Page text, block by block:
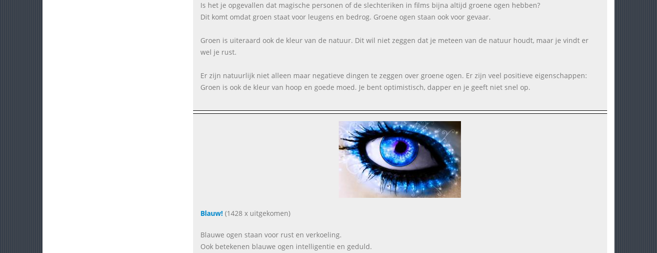
Is het je opgevallen dat magische personen of de slechteriken in films bijna altijd groene ogen hebben?
Dit komt omdat groen staat voor leugens en bedrog. Groene ogen staan ook voor gevaar.
Groen is uiteraard ook de kleur van de natuur. Dit wil niet zeggen dat je meteen van de natuur houdt, maar je vindt er
wel je rust.
Er zijn natuurlijk niet alleen maar negatieve dingen te zeggen over groene ogen. Er zijn veel positieve eigenschappen:
Groen is ook de kleur van hoop en goede moed. Je bent optimistisch, dapper en je geeft niet snel op.
Blauw!(1428 x uitgekomen)
Blauwe ogen staan voor rust en verkoeling.
Ook betekenen blauwe ogen intelligentie en geduld.